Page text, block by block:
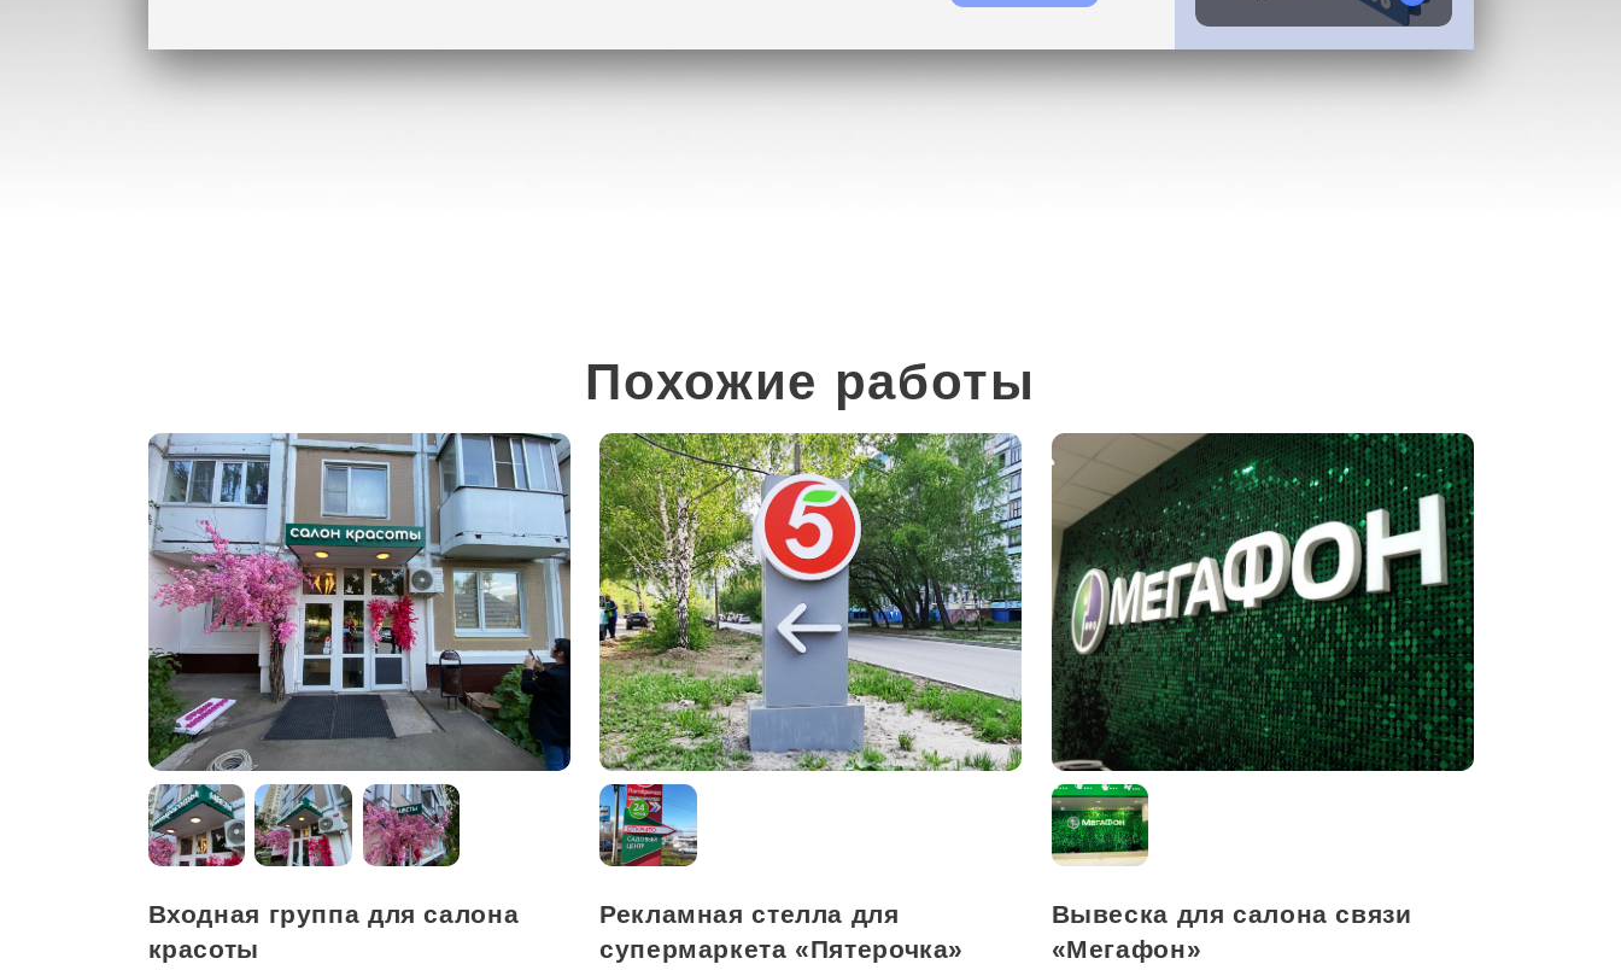
Похожие работы
Входная группа для салона
красоты
Рекламная стелла для
супермаркета «Пятерочка»
Вывеска для салона связи
«Мегафон»